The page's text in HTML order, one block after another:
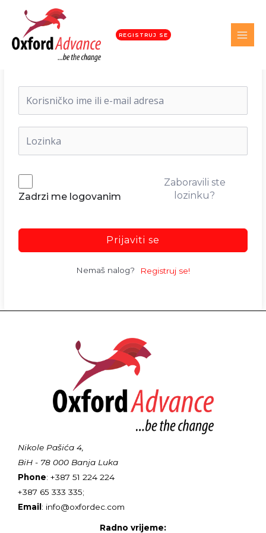
REGISTRUJ SE
Dobrodošli nazad!
Zadrzi me logovanim
Zaboravili ste
lozinku?
Prijaviti se
Nemaš nalog? Registruj se!
Nikole Pašića 4,
BiH - 78 000 Banja Luka
Phone: +387 51 224 224
+387 65 333 335;
Email: info@oxfordec.com
Radno vrijeme: